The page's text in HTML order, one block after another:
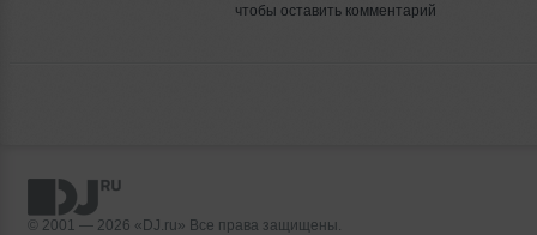
чтобы оставить комментарий
© 2001 — 2026 «DJ.ru» Все права защищены.